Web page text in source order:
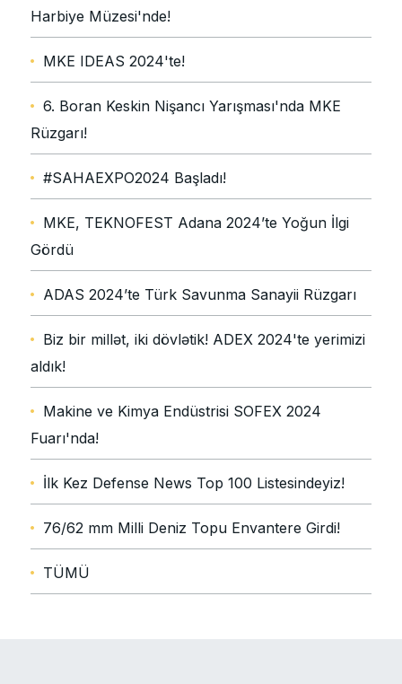
Harbiye Müzesi'nde!
MKE IDEAS 2024'te!
6. Boran Keskin Nişancı Yarışması'nda MKE
Rüzgarı!
#SAHAEXPO2024 Başladı!
MKE, TEKNOFEST Adana 2024’te Yoğun İlgi
Gördü
ADAS 2024’te Türk Savunma Sanayii Rüzgarı
Biz bir millət, iki dövlətik! ADEX 2024'te yerimizi
aldık!
Makine ve Kimya Endüstrisi SOFEX 2024
Fuarı'nda!
İlk Kez Defense News Top 100 Listesindeyiz!
76/62 mm Milli Deniz Topu Envantere Girdi!
TÜMÜ